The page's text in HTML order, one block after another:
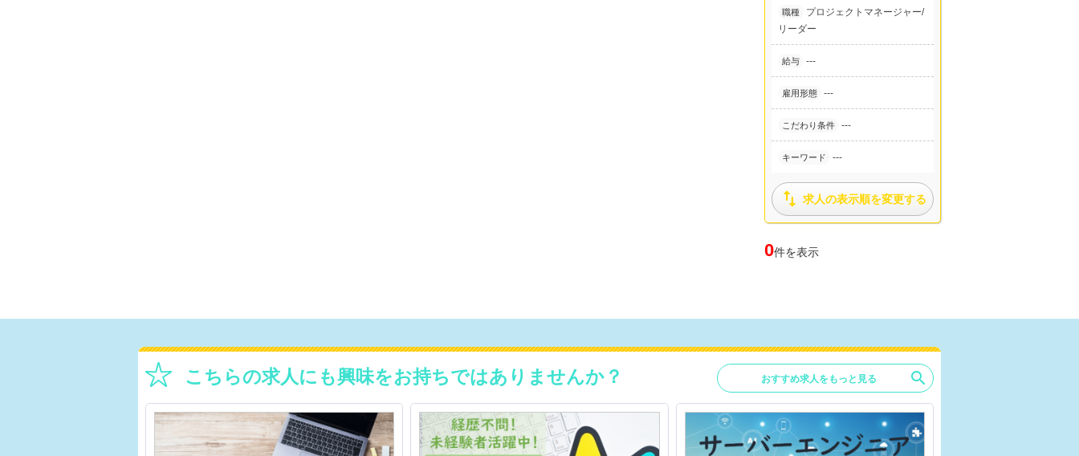
職種
プロジェクトマネージャー/
リーダー
給与 ---
雇用形態 ---
こだわり条件 ---
キーワード ---
 求人の表示順を変更する
0件を表示
こちらの求人にも興味をお持ちではありませんか？ おすすめ求人をもっと見る search